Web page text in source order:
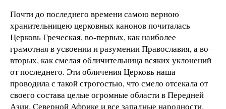
Почти до последнего времени самою верною
хранительницею церковных канонов почиталась
Церковь Греческая, во-первых, как наиболее
грамотная в усвоении и разумении Православия, а во-
вторых, как смелая обличительница всяких уклонений
от последнего. Эти обличения Церковь наша
проводила с такой строгостью, что смело отсекала от
своего состава целые огромные области в Передней
Азии, Северной Африке и все западные народности.